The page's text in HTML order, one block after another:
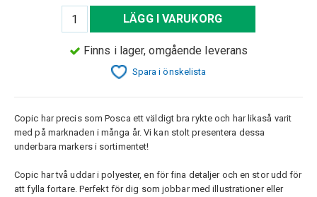
LÄGG I VARUKORG
Finns i lager, omgående leverans
Spara i önskelista
Copic har precis som Posca ett väldigt bra rykte och har likaså varit
med på marknaden i många år. Vi kan stolt presentera dessa
underbara markers i sortimentet!
Copic har två uddar i polyester, en för fina detaljer och en stor udd för
att fylla fortare. Perfekt för dig som jobbar med illustrationer eller